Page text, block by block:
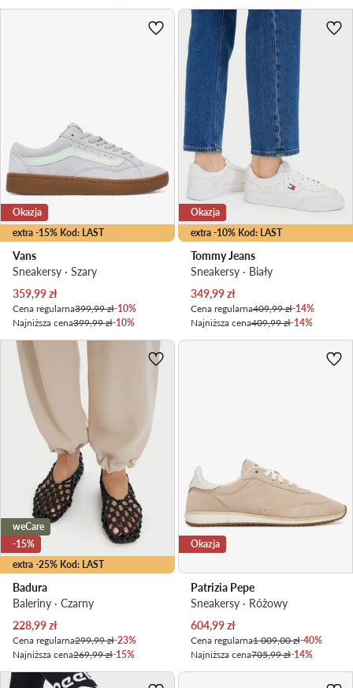
extra -15% Kod: LAST
Okazja
Vans
Sneakersy · Szary
Aktualna cena
359,99zł
Cena regularna399,99 zł-10%
Najniższa cena399,99 zł-10%
extra -10% Kod: LAST
Okazja
Tommy Jeans
Sneakersy · Biały
Aktualna cena
349,99zł
Cena regularna409,99 zł-14%
Najniższa cena409,99 zł-14%
extra -25% Kod: LAST
weCare
-15%
Badura
Baleriny · Czarny
Aktualna cena
228,99zł
Cena regularna299,99 zł-23%
Najniższa cena269,99 zł-15%
Okazja
Patrizia Pepe
Sneakersy · Różowy
Aktualna cena
604,99zł
Cena regularna1 009,00 zł-40%
Najniższa cena705,99 zł-14%